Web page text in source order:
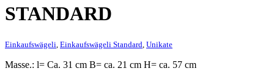
STANDARD
Einkaufswägeli Einkaufswägeli Standard Unikate
Masse.: l= Ca. 31 cm B= ca. 21 cm H= ca. 57 cm